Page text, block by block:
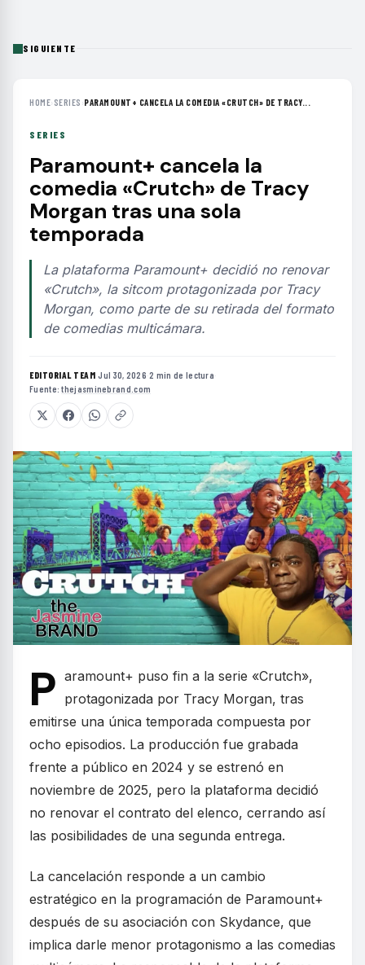
SIGUIENTE
HOME› SERIES ›PARAMOUNT+ CANCELA LA COMEDIA «CRUTCH» DE TRACY...
SERIES
Paramount+ cancela la
comedia «Crutch» de Tracy
Morgan tras una sola
temporada
La plataforma Paramount+ decidió no renovar
«Crutch», la sitcom protagonizada por Tracy
Morgan, como parte de su retirada del formato
de comedias multicámara.
EDITORIAL TEAM·Jul 30, 2026·2 min de lectura·
Fuente:thejasminebrand.com
P aramount+ puso fin a la serie «Crutch»,
protagonizada por Tracy Morgan, tras
emitirse una única temporada compuesta por
ocho episodios. La producción fue grabada
frente a público en 2024 y se estrenó en
noviembre de 2025, pero la plataforma decidió
no renovar el contrato del elenco, cerrando así
las posibilidades de una segunda entrega.
La cancelación responde a un cambio
estratégico en la programación de Paramount+
después de su asociación con Skydance, que
implica darle menor protagonismo a las comedias